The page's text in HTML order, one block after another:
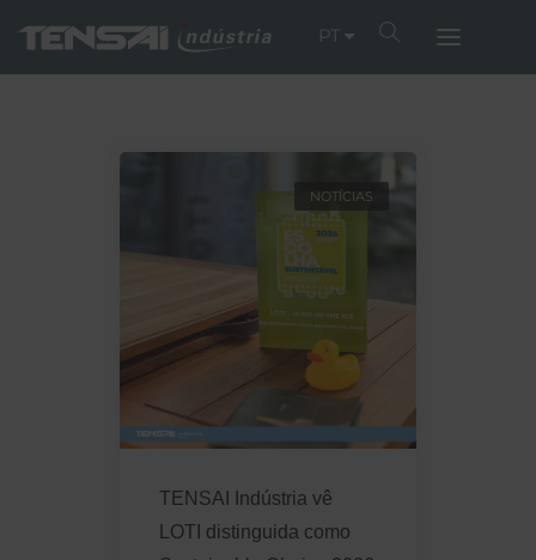
PT
NOTÍCIAS
TENSAI Indústria vê
LOTI distinguida como